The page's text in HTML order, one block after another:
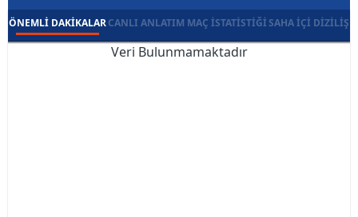
ÖNEMLI DAKIKALARCANLI ANLATIM MAÇ İSTATISTIĞISAHA İÇI DIZILIŞ
Veri Bulunmamaktadır